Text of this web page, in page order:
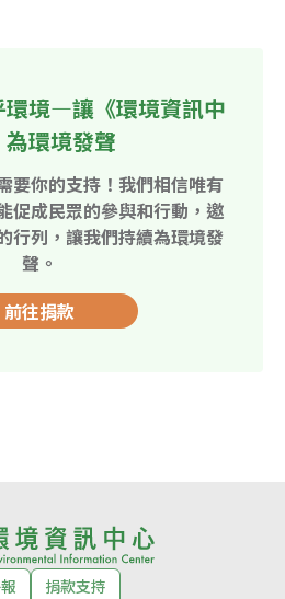
環境—讓《環境資訊中
為環境發聲
要你的支持！我們相信唯有
促成民眾的參與和行動，邀
行列，讓我們持續為環境發
聲。
前往捐款
捐款支持